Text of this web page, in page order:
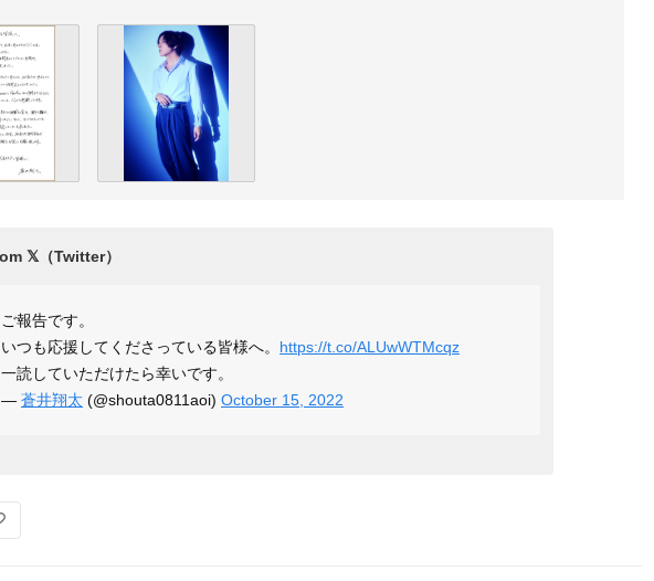
ご報告です。
いつも応援してくださっている皆様へ。 https://t.co/ALUwWTMcqz
一読していただけたら幸いです。
— 蒼井翔太 (@shouta0811aoi) October 15, 2022